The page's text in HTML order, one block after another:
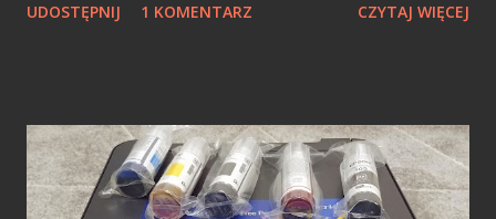
firmy). Pomimo tego obecnie jesteśmy w technologicznym
technologiach Microsoft mobile. Z racji tego, że "klepię" ;)
w .NET już prawie 14 lat to przewinąłem się przez wiele
projektów mobilnych (komercyjnych i nie tylko)
UDOSTĘPNIJ 1 KOMENTARZ CZYTAJ WIĘCEJ